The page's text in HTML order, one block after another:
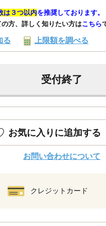
は３つ以内を推奨しております。
方、詳しく知りたい方はこちら
る 上限額を調べる
受付終了
お気に入りに追加する
お問い合わせについて
クレジットカード